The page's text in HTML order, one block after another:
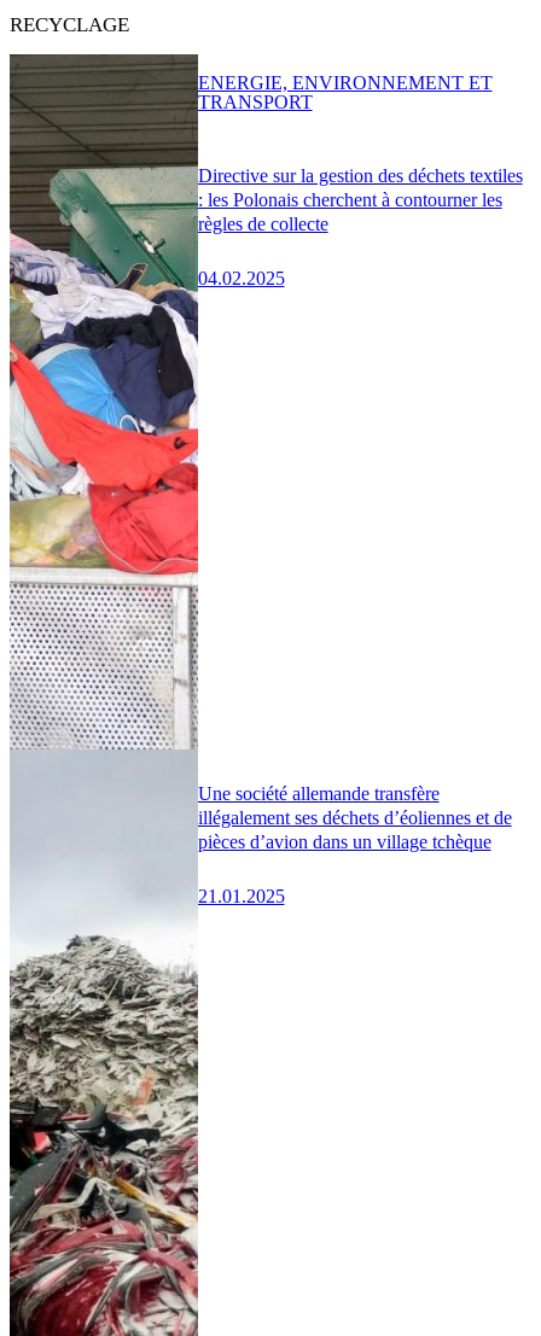
RECYCLAGE
Directive sur la gestion des déchets textiles
: les Polonais cherchent à contourner les
règles de collecte
04.02.2025
ENERGIE, ENVIRONNEMENT ET
TRANSPORT
Une société allemande transfère
illégalement ses déchets d’éoliennes et de
pièces d’avion dans un village tchèque
21.01.2025